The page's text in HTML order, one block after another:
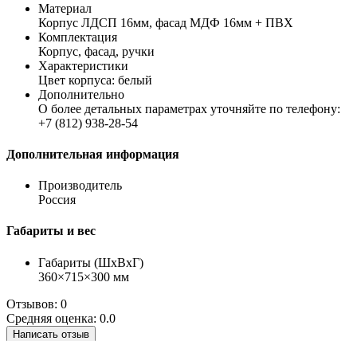
Материал
Корпус ЛДСП 16мм, фасад МДФ 16мм + ПВХ
Комплектация
Корпус, фасад, ручки
Характеристики
Цвет корпуса: белый
Дополнительно
О более детальных параметрах уточняйте по телефону:
+7 (812) 938-28-54
Дополнительная информация
Производитель
Россия
Габариты и вес
Габариты (ШхВхГ)
360×715×300 мм
Отзывов: 0
Средняя оценка: 0.0
Написать отзыв